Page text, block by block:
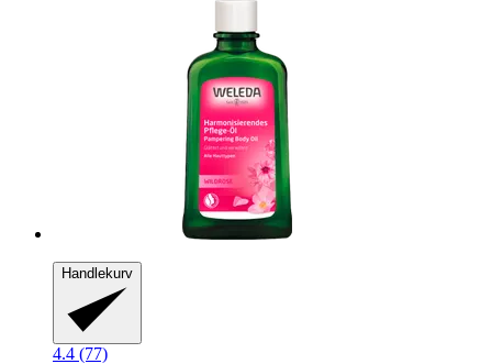
Handlekurv
4.4 (77)